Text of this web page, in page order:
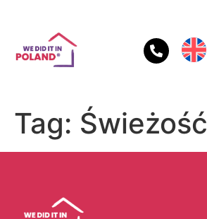
Tag: Świeżość